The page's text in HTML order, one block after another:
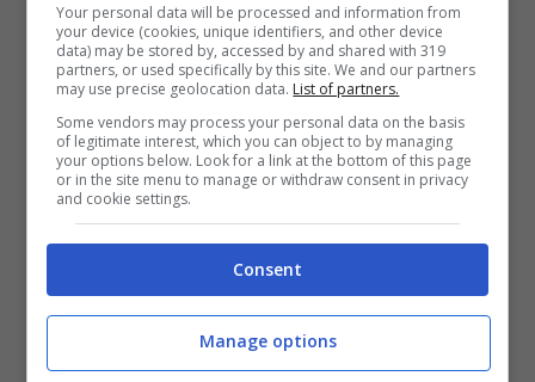
Napoli (3-4-1-2):De Sanctis; Campagnaro,
Britos, Gamberini; Maggio, Inler, Behrami,
Zuniga; Hamsik; Pandev, Cavani. Allenatore:
Your personal data will be processed and information from
your device (cookies, unique identifiers, and other device
data) may be stored by, accessed by and shared with 319
partners, or used specifically by this site. We and our partners
may use precise geolocation data. List of partners.
Some vendors may process your personal data on the basis
of legitimate interest, which you can object to by managing
your options below. Look for a link at the bottom of this page
or in the site menu to manage or withdraw consent in privacy
and cookie settings.
Consent
Manage options